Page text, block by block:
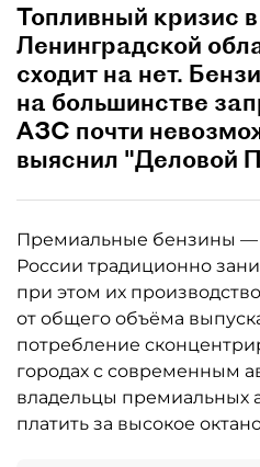
Топливный кризис
Ленинградской
сходит на нет.
на большинстве
АЗС почти
выяснил "Деловой
Премиальные бензины
России традиционно
при этом их
от общего объёма
потребление
городах с современным
владельцы премиальных
платить за высокое